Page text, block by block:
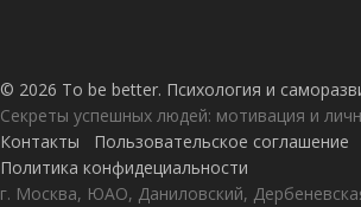
© 2026 To be better. Психология и
Секреты успешных людей: мотивация и
Контакты
Пользовательское соглашение
Политика конфидециальности
г. Москва, ЮАО, Даниловский,